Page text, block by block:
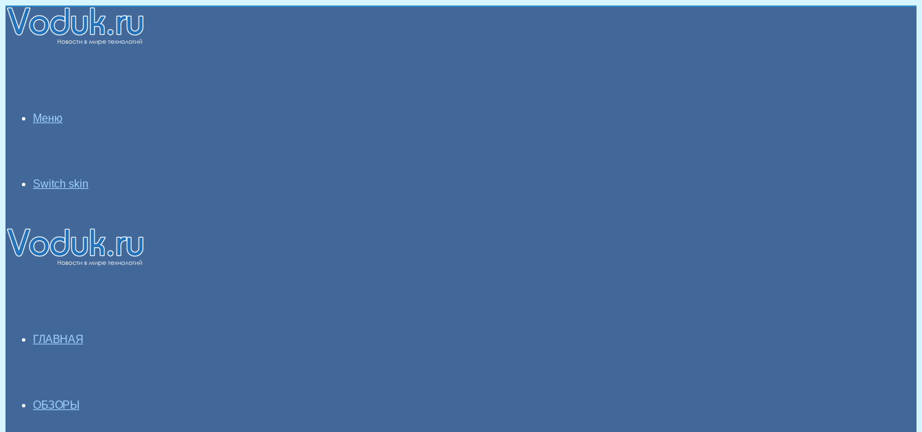
Меню
Switch skin
ГЛАВНАЯ
ОБЗОРЫ